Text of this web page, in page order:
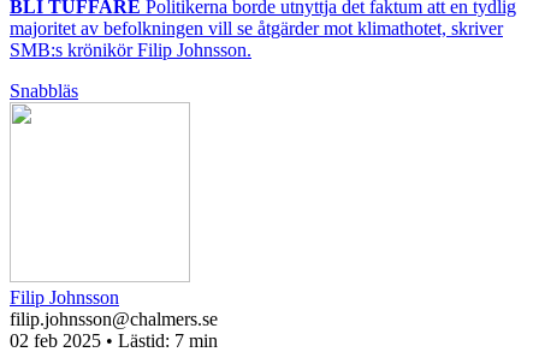
BLI TUFFARE Politikerna borde utnyttja det faktum att en tydlig
majoritet av befolkningen vill se åtgärder mot klimathotet, skriver
SMB:s krönikör Filip Johnsson.
Snabbläs
Filip Johnsson
filip.johnsson@chalmers.se
02 feb 2025 • Lästid: 7 min